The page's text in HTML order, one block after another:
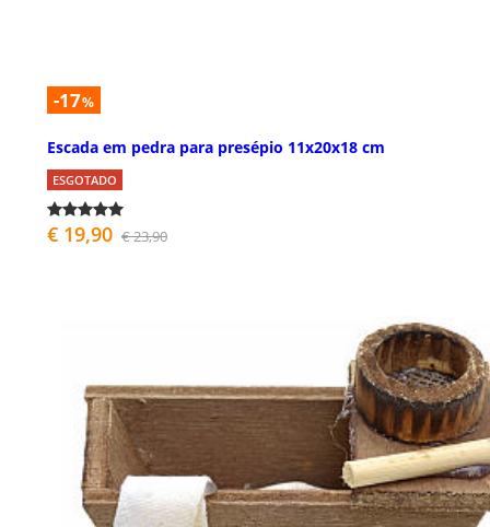
-17%
Escada em pedra para presépio 11x20x18 cm
ESGOTADO
€ 19,90 € 23,90